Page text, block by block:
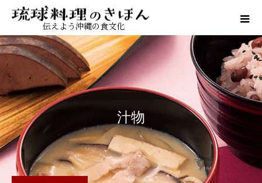
伝えよう沖縄の食文化
汁物